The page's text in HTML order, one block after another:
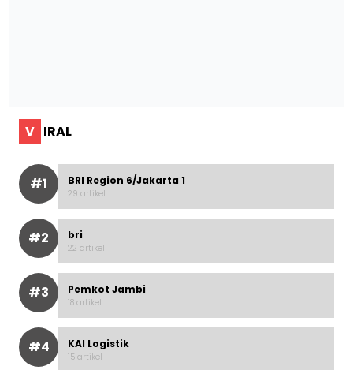
V IRAL
#1 BRI Region 6/Jakarta 1
29 artikel
#2 bri
22 artikel
#3 Pemkot Jambi
18 artikel
#4 KAI Logistik
15 artikel